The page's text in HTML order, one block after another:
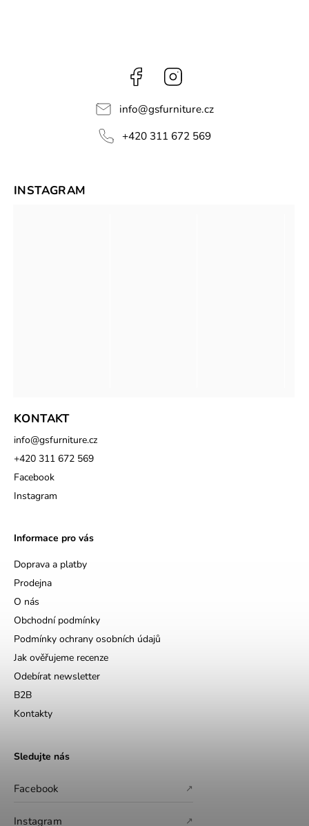
Facebook
info@gsfurniture.cz
+420 311 672 569
KONTAKT
info@gsfurniture.cz
+420 311 672 569
Facebook
Instagram
Informace pro vás
Doprava a platby
Prodejna
O nás
Obchodní podmínky
Podmínky ochrany osobních údajů
Jak ověřujeme recenze
Odebírat newsletter
B2B
Kontakty
INSTAGRAM
Sledujte nás
Facebook ↗
Instagram ↗